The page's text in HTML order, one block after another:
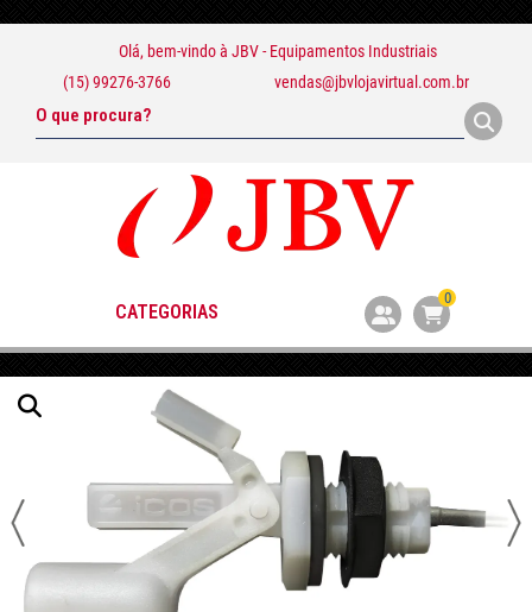
Olá, bem-vindo à JBV - Equipamentos Industriais
(15) 99276-3766
vendas@jbvlojavirtual.com.br
CATEGORIAS
0